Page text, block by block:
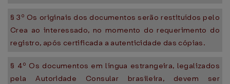
§ 3º Os originais dos documentos serão restituídos pelo
Crea ao interessado, no momento do requerimento do
registro, após certificada a autenticidade das cópias.
§ 4º Os documentos em língua estrangeira, legalizados
pela Autoridade Consular brasileira, devem ser